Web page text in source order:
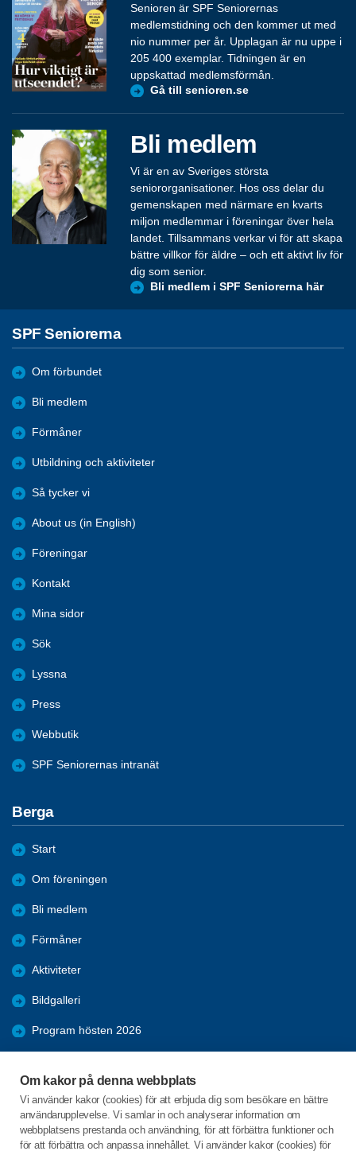
Om kakor på denna webbplats
Vi använder kakor (cookies) för att erbjuda dig som besökare en bättre
användarupplevelse. Vi samlar in och analyserar information om
webbplatsens prestanda och användning, för att förbättra funktioner och
för att förbättra och anpassa innehållet. Vi använder kakor (cookies) för
Senioren är SPF Seniorernas
medlemstidning och den kommer ut med
nio nummer per år. Upplagan är nu uppe i
205 400 exemplar. Tidningen är en
uppskattad medlemsförmån.
Gå till senioren.se
Bli medlem
Vi är en av Sveriges största
seniororganisationer. Hos oss delar du
gemenskapen med närmare en kvarts
miljon medlemmar i föreningar över hela
landet. Tillsammans verkar vi för att skapa
bättre villkor för äldre – och ett aktivt liv för
dig som senior.
Bli medlem i SPF Seniorerna här
SPF Seniorerna
Om förbundet
Bli medlem
Förmåner
Utbildning och aktiviteter
Så tycker vi
About us (in English)
Föreningar
Kontakt
Mina sidor
Sök
Lyssna
Press
Webbutik
SPF Seniorernas intranät
Berga
Start
Om föreningen
Bli medlem
Förmåner
Aktiviteter
Bildgalleri
Program hösten 2026
Serveringsgrupper till månadsmötena.
KPR